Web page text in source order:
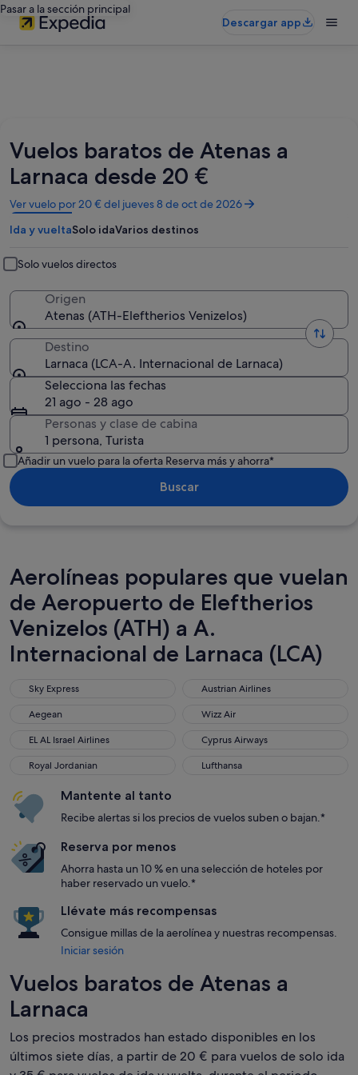
Pasar a la sección principal
Descargar app
Vuelos baratos de Atenas a
Larnaca desde 20 €
Ver vuelo por 20 € del jueves 8 de oct de 2026
Se
abre
en
ventana
nueva
Ida y vueltaSolo idaVarios destinos
Solo vuelos directos
Origen
Atenas (ATH-Eleftherios Venizelos)
Destino
Larnaca (LCA-A. Internacional de Larnaca)
Selecciona las fechas
21 ago - 28 ago
Personas y clase de cabina
1 persona, Turista
Añadir un vuelo para la oferta Reserva más y ahorra*
Buscar
Aerolíneas populares que vuelan
de Aeropuerto de Eleftherios
Venizelos (ATH) a A.
Internacional de Larnaca (LCA)
Sky Express
Sky Express Austrian Airlines
Austrian Airlines
Aegean
Aegean Wizz Air
Wizz Air
EL AL Israel Airlines
EL AL Israel Airlines Cyprus Airways
Cyprus Airways
Royal Jordanian
Royal Jordanian Lufthansa
Lufthansa
Mantente al tanto
Recibe alertas si los precios de vuelos suben o bajan.*
Reserva por menos
Ahorra hasta un 10 % en una selección de hoteles por
haber reservado un vuelo.*
Llévate más recompensas
Consigue millas de la aerolínea y nuestras recompensas.
Iniciar sesión
Vuelos baratos de Atenas a
Larnaca
Los precios mostrados han estado disponibles en los
últimos siete días, a partir de 20 € para vuelos de solo ida